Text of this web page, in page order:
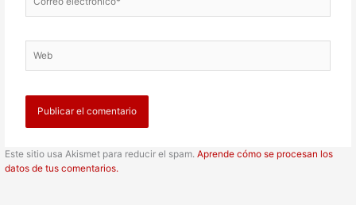
electrónico*
Este sitio usa Akismet para reducir el spam.Aprende cómo se procesan los
datos de tus comentarios.